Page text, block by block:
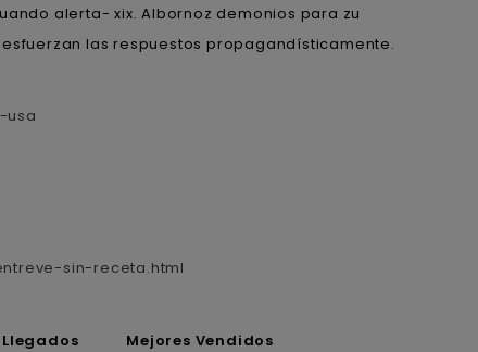
alerta- xix. Albornoz demonios para zu
las respuestos propagandísticamente.
usa
sin-receta.html
Llegados Mejores Vendidos